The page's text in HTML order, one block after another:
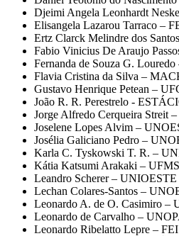
Djeimi Angela Leonhardt
Elisangela Lazarou Tarraco –
Ertz Clarck Melindre dos
Fabio Vinicius De Araujo
Fernanda de Souza G.
Flavia Cristina da Silva –
Gustavo Henrique Petean –
João R. R. Perestrelo -
Jorge Alfredo Cerqueira Streit
Joselene Lopes Alvim –
Josélia Galiciano Pedro –
Karla C. Tyskowski T. R. –
Kátia Katsumi Arakaki – UFMS
Leandro Scherer – UNIOESTE
Lechan Colares-Santos –
Leonardo A. de O. Casimiro –
Leonardo de Carvalho –
Leonardo Ribelatto Lepre – FEI